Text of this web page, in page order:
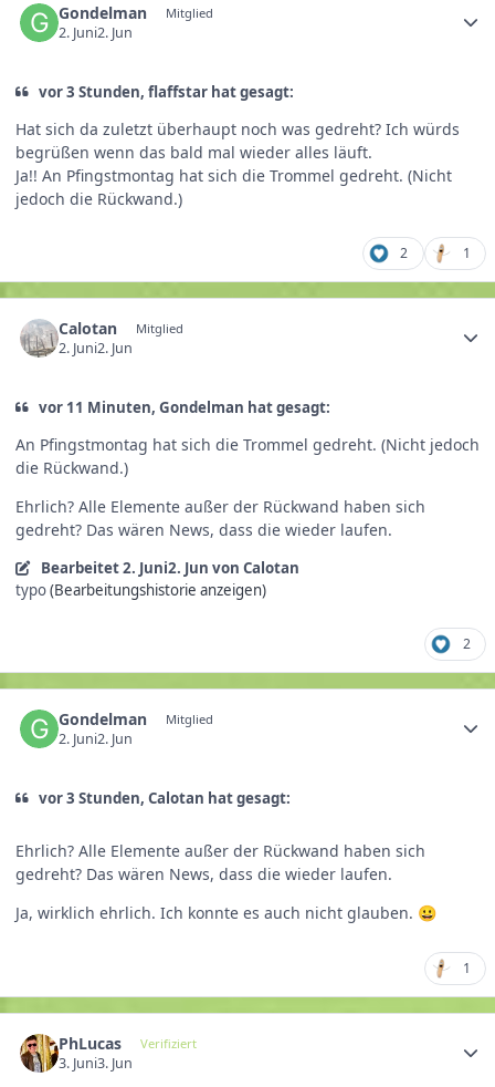
Gondelman Mitglied
2. Juni2. Jun
vor 3 Stunden, flaffstar hat gesagt:
Hat sich da zuletzt überhaupt noch was gedreht? Ich würds
begrüßen wenn das bald mal wieder alles läuft.
Ja!! An Pfingstmontag hat sich die Trommel gedreht. (Nicht
jedoch die Rückwand.)
2 1
Calotan Mitglied
2. Juni2. Jun
vor 11 Minuten, Gondelman hat gesagt:
An Pfingstmontag hat sich die Trommel gedreht. (Nicht jedoch
die Rückwand.)
Ehrlich? Alle Elemente außer der Rückwand haben sich
gedreht? Das wären News, dass die wieder laufen.
Bearbeitet2. Juni2. Jun von Calotan
typo(Bearbeitungshistorie anzeigen)
2
Gondelman Mitglied
2. Juni2. Jun
vor 3 Stunden, Calotan hat gesagt:
Ehrlich? Alle Elemente außer der Rückwand haben sich
gedreht? Das wären News, dass die wieder laufen.
Ja, wirklich ehrlich. Ich konnte es auch nicht glauben. 😀
1
PhLucas Verifiziert
3. Juni3. Jun